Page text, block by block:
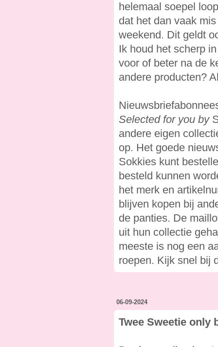
helemaal soepel
dat het dan vaak
weekend. Dit geldt
Ik houd het scherp
voor of beter na de
andere producten?
Selected for you by
andere eigen
op. Het goede
Sokkies kunt
besteld kunnen
het merk en
blijven kopen bij
de panties. De
uit hun collectie
meeste is nog een
roepen. Kijk snel bij
06-09-2024
Twee Sweetie only